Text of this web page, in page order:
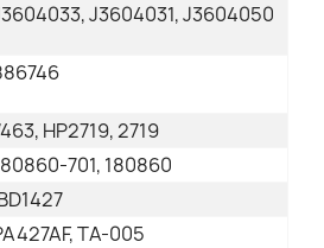
J3604031, J3604050
HP2719, 2719
701, 180860
TA-005